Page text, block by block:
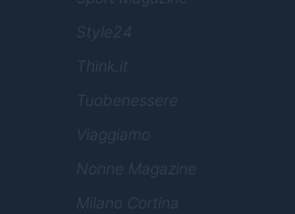
Style24
Think.it
Tuobenessere
Viaggiamo
Nonne Magazine
Milano Cortina